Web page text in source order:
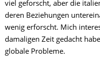
viel geforscht, aber die
deren Beziehungen
wenig erforscht. Mich
damaligen Zeit gedacht
globale Probleme.